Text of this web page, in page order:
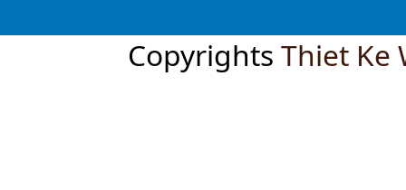
Copyrights Thiet Ke